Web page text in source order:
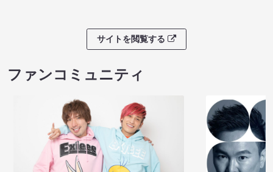
サイトを閲覧する
ファンコミュニティ